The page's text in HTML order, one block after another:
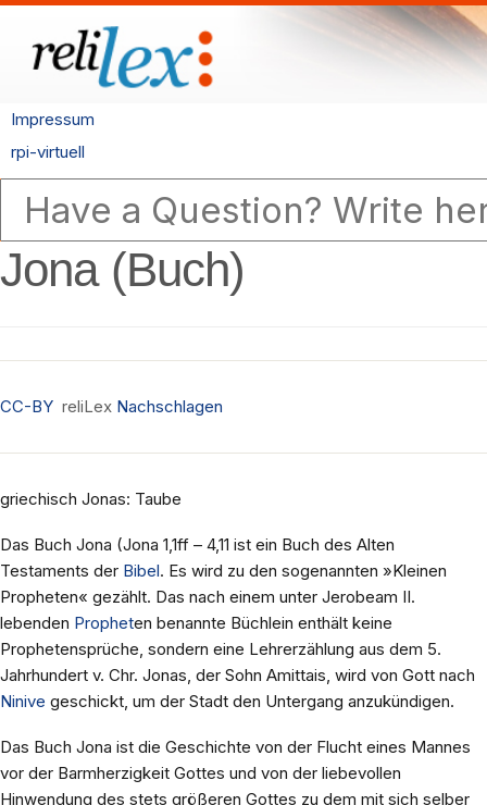
Impressum
rpi-virtuell
Jona (Buch)
CC-BY reliLex Nachschlagen
griechisch Jonas: Taube
Das Buch Jona (Jona 1,1ff – 4,11 ist ein Buch des Alten
Testaments der Bibel. Es wird zu den sogenannten »Kleinen
Propheten« gezählt. Das nach einem unter Jerobeam II.
lebenden Propheten benannte Büchlein enthält keine
Prophetensprüche, sondern eine Lehrerzählung aus dem 5.
Jahrhundert v. Chr. Jonas, der Sohn Amittais, wird von Gott nach
Ninive geschickt, um der Stadt den Untergang anzukündigen.
Das Buch Jona ist die Geschichte von der Flucht eines Mannes
vor der Barmherzigkeit Gottes und von der liebevollen
Hinwendung des stets größeren Gottes zu dem mit sich selber